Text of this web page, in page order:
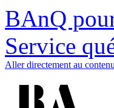
BAnQ
Service
Aller directement au